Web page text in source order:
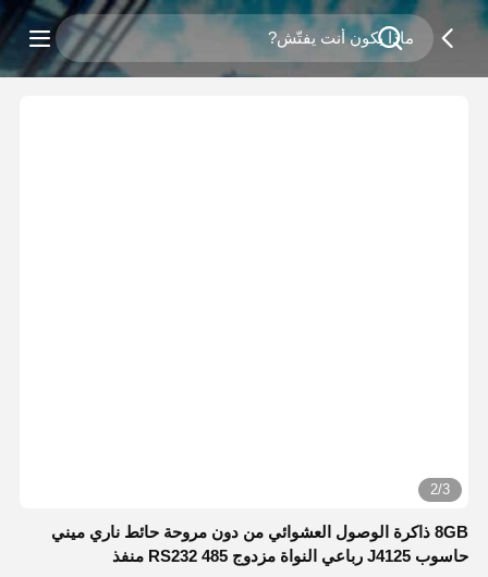
2/3
8GB ذاكرة الوصول العشوائي من دون مروحة حائط ناري ميني
حاسوب J4125 رباعي النواة مزدوج RS232 485 منفذ